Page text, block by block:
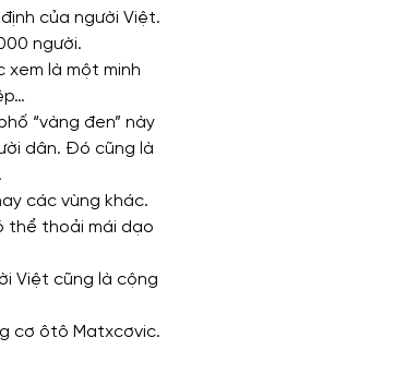
của người Việt.
người.
xem là một minh
“vàng đen” này
dân. Đó cũng là
các vùng khác.
thể thoải mái dạo
Việt cũng là cộng
cơ ôtô Matxcơvic.